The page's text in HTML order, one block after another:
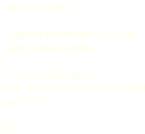
августа 2009 г.
Главный редактор — Грачев
Сергей Викторович.
Почта: mail@5uglov.ru
Тел. 8 (812) 274-35-25 (c 12.00
до 18.00)
12+